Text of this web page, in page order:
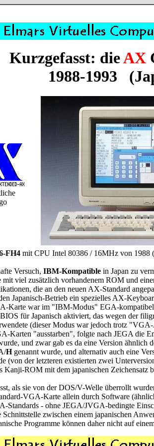
Kurzgefasst: dieAX
1988-1993
FH4 mit CPU Intel 80386 / 16MHz von 1988
Versuch, IBM-Kompatible in Japan zu
viel zusätzlich vorhandenem ROM und
die an den neuen AX-Standard
Japanisch-Betrieb ein spezielles AX-
Karte war im "IBM-Modus" EGA-
für Japanisch aktiviert, das wegen der
(dieser Modus war jedoch trotz
Karten "ausstarben", folgte nach JEGA die
und zwar gab es da eine Version ähnlich
Hgenannt wurde, und alternativ auch eine
(von der letzteren existierten zwei
Kanji-ROM mit dem japanischen Zeichensatz
als sie von der DOS/V-Welle überrollt
VGA-Karte allein durch Software
- ohne JEGA/JVGA-bedingte
zwischen einem japanischen
Programme können daher nicht auf